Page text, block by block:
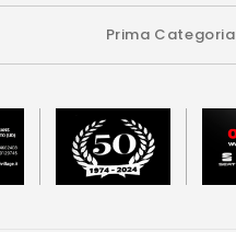
Prima Categoria